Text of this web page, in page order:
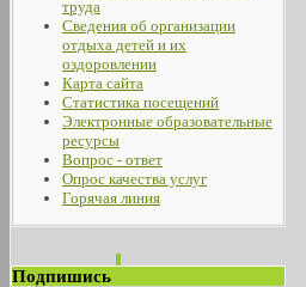
труда
Сведения об организации
отдыха детей и их
оздоровлении
Карта сайта
Статистика посещений
Электронные образовательные
ресурсы
Вопрос - ответ
Опрос качества услуг
Горячая линия
Подпишись